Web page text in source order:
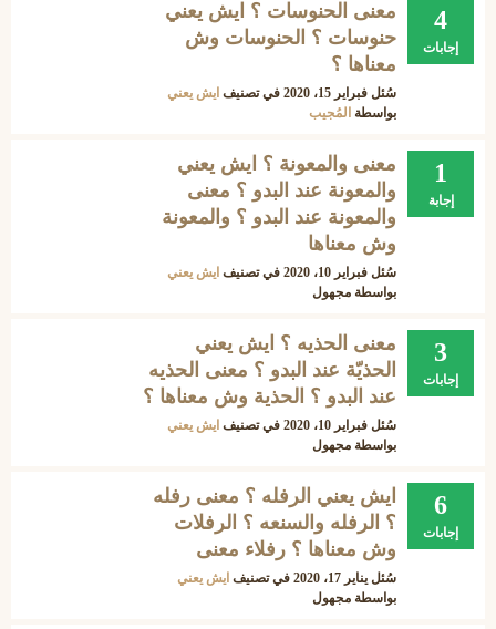
4
إجابات
معنى الحنوسات ؟ ايش يعني
حنوسات ؟ الحنوسات وش
معناها ؟
سُئل فبراير 15، 2020 في تصنيف ايش يعني
بواسطة المُجيب
1
إجابة
معنى والمعونة ؟ ايش يعني
والمعونة عند البدو ؟ معنى
والمعونة عند البدو ؟ والمعونة
وش معناها
سُئل فبراير 10، 2020 في تصنيف ايش يعني
بواسطة مجهول
3
إجابات
معنى الحذيه ؟ ايش يعني
الحذيّة عند البدو ؟ معنى الحذيه
عند البدو ؟ الحذية وش معناها ؟
سُئل فبراير 10، 2020 في تصنيف ايش يعني
بواسطة مجهول
6
إجابات
ايش يعني الرفله ؟ معنى رفله
؟ الرفله والسنعه ؟ الرفلات
وش معناها ؟ رفلاء معنى
سُئل يناير 17، 2020 في تصنيف ايش يعني
بواسطة مجهول